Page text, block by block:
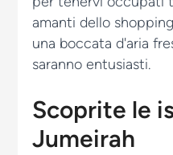
amanti dello
una boccata d'aria
saranno entusiasti.
Scoprite le
Jumeirah